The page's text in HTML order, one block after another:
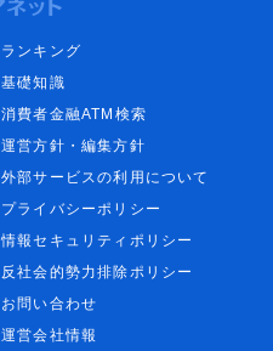
ランキング
基礎知識
消費者金融ATM検索
運営方針・編集方針
外部サービスの利用について
プライバシーポリシー
情報セキュリティポリシー
反社会的勢力排除ポリシー
お問い合わせ
運営会社情報